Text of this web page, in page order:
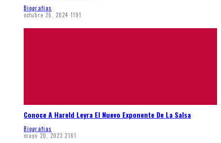
Biografias
octubre 26, 2024 1191
Conoce A Hareld Leyra El Nuevo Exponente De La Salsa
Biografias
mayo 20, 2023 2161